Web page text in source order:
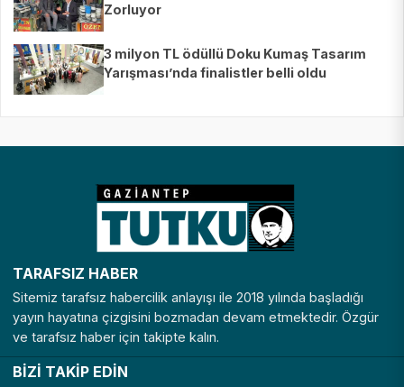
Zorluyor
3 milyon TL ödüllü Doku Kumaş Tasarım
Yarışması’nda finalistler belli oldu
TARAFSIZ HABER
Sitemiz tarafsız habercilik anlayışı ile 2018 yılında başladığı
yayın hayatına çizgisini bozmadan devam etmektedir. Özgür
ve tarafsız haber için takipte kalın.
BİZİ TAKİP EDİN